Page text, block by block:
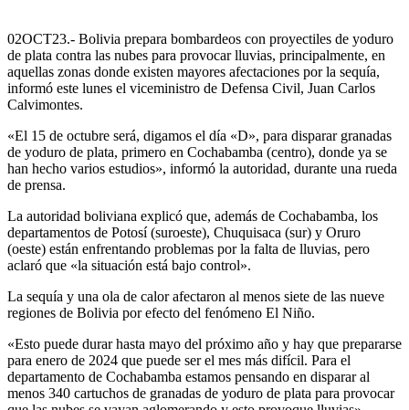
02OCT23.- Bolivia prepara bombardeos con proyectiles de yoduro
de plata contra las nubes para provocar lluvias, principalmente, en
aquellas zonas donde existen mayores afectaciones por la sequía,
informó este lunes el viceministro de Defensa Civil, Juan Carlos
Calvimontes.
«El 15 de octubre será, digamos el día «D», para disparar granadas
de yoduro de plata, primero en Cochabamba (centro), donde ya se
han hecho varios estudios», informó la autoridad, durante una rueda
de prensa.
La autoridad boliviana explicó que, además de Cochabamba, los
departamentos de Potosí (suroeste), Chuquisaca (sur) y Oruro
(oeste) están enfrentando problemas por la falta de lluvias, pero
aclaró que «la situación está bajo control».
La sequía y una ola de calor afectaron al menos siete de las nueve
regiones de Bolivia por efecto del fenómeno El Niño.
«Esto puede durar hasta mayo del próximo año y hay que prepararse
para enero de 2024 que puede ser el mes más difícil. Para el
departamento de Cochabamba estamos pensando en disparar al
menos 340 cartuchos de granadas de yoduro de plata para provocar